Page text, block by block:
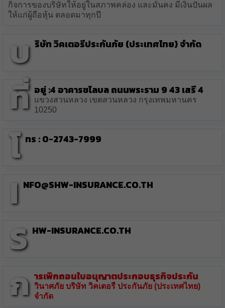
กิจการของบริษัทให้อยู่ในสภาพคล่อง และมั่นคง มีเงินปันผล
ให้แก่ผู้ถือหุ้น ตลอดมาทุกปี
บ ริษัท วิคเตอรีประกันภัย (ประเทศไทย) จำกัด
ที่ อยู่ :4 อาคารชโลบล ถนนพระราม 9 43 เสรี 4
แขวงสวนหลวง เขตสวนหลวง กรุงเทพมหานคร
10250
โ ทร : 0-2743-7999
i nfo@shw-insurance.co.th
s hw-insurance.co.th
ก ารเพิกถอนใบอนุญาตประกอบธุรกิจประกัน
วินาศภัย บริษัท วิคเตอรี ประกันภัย (ประเทศไทย)
จำกัด